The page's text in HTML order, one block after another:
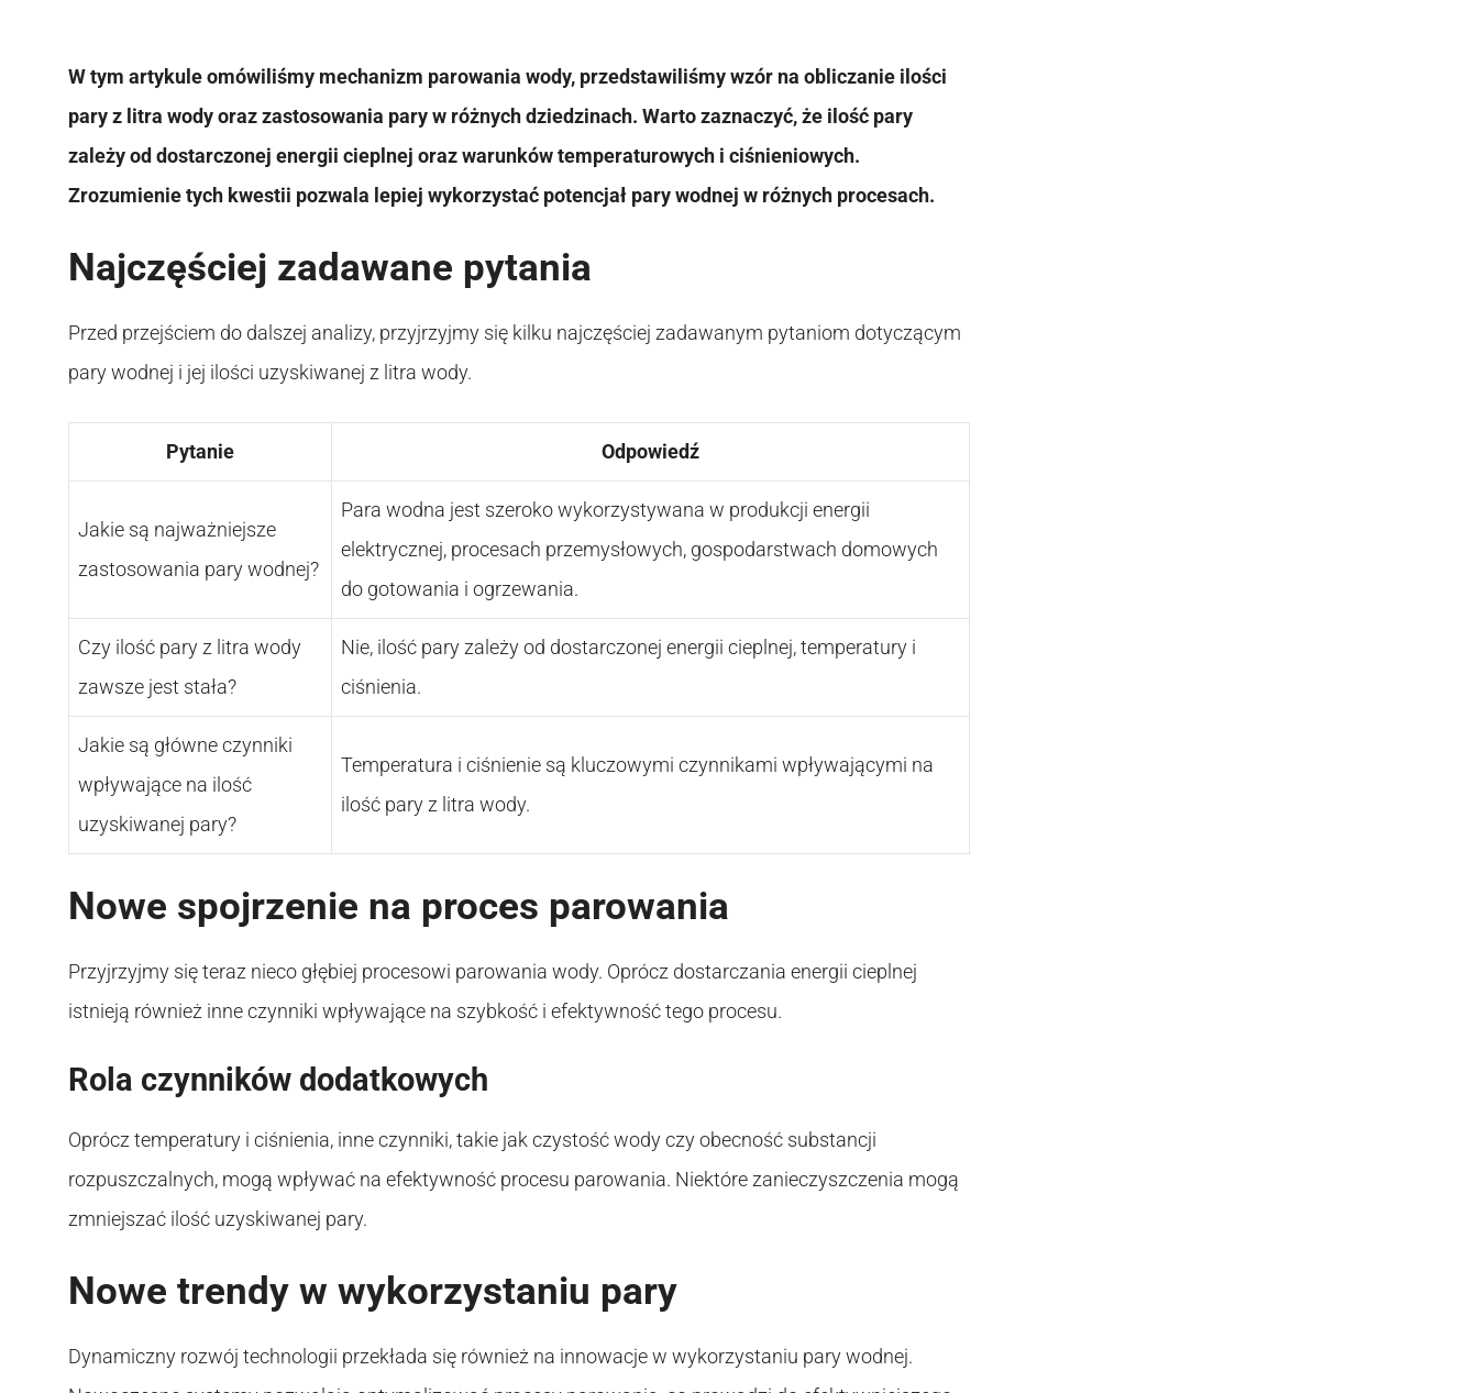
W tym artykule omówiliśmy mechanizm parowania wody, przedstawiliśmy wzór na obliczanie ilości
pary z litra wody oraz zastosowania pary w różnych dziedzinach. Warto zaznaczyć, że ilość pary
zależy od dostarczonej energii cieplnej oraz warunków temperaturowych i ciśnieniowych.
Zrozumienie tych kwestii pozwala lepiej wykorzystać potencjał pary wodnej w różnych procesach.
Najczęściej zadawane pytania
Przed przejściem do dalszej analizy, przyjrzyjmy się kilku najczęściej zadawanym pytaniom dotyczącym
pary wodnej i jej ilości uzyskiwanej z litra wody.
Pytanie Odpowiedź
Jakie są najważniejsze
zastosowania pary wodnej?
Para wodna jest szeroko wykorzystywana w produkcji energii
elektrycznej, procesach przemysłowych, gospodarstwach domowych
do gotowania i ogrzewania.
Czy ilość pary z litra wody
zawsze jest stała?
Nie, ilość pary zależy od dostarczonej energii cieplnej, temperatury i
ciśnienia.
Jakie są główne czynniki
wpływające na ilość
uzyskiwanej pary?
Temperatura i ciśnienie są kluczowymi czynnikami wpływającymi na
ilość pary z litra wody.
Nowe spojrzenie na proces parowania
Przyjrzyjmy się teraz nieco głębiej procesowi parowania wody. Oprócz dostarczania energii cieplnej
istnieją również inne czynniki wpływające na szybkość i efektywność tego procesu.
Rola czynników dodatkowych
Oprócz temperatury i ciśnienia, inne czynniki, takie jak czystość wody czy obecność substancji
rozpuszczalnych, mogą wpływać na efektywność procesu parowania. Niektóre zanieczyszczenia mogą
zmniejszać ilość uzyskiwanej pary.
Nowe trendy w wykorzystaniu pary
Dynamiczny rozwój technologii przekłada się również na innowacje w wykorzystaniu pary wodnej.